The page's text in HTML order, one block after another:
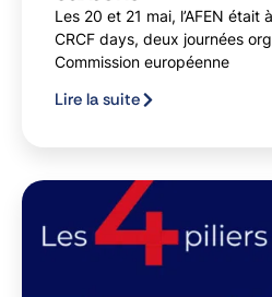
Les 20 et 21 mai, l’AFEN était
CRCF days, deux journées
Commission européenne
Lire la suite